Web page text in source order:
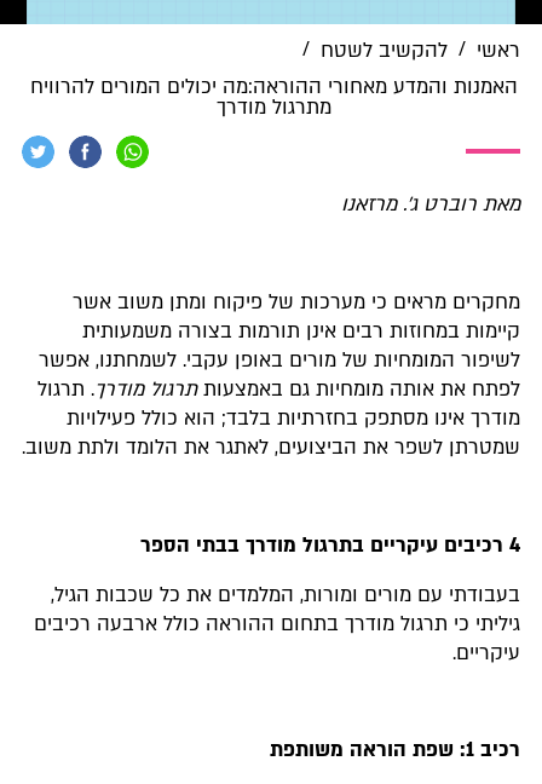
ראשי / להקשיב לשטח /
האמנות והמדע מאחורי ההוראה:מה יכולים המורים להרוויח
מתרגול מודרך
מאת רוברט ג'. מרזאנו
מחקרים מראים כי מערכות של פיקוח ומתן משוב אשר
קיימות במחוזות רבים אינן תורמות בצורה משמעותית
לשיפור המומחיות של מורים באופן עקבי. לשמחתנו, אפשר
לפתח את אותה מומחיות גם באמצעותתרגול מודרך. תרגול
מודרך אינו מסתפק בחזרתיות בלבד; הוא כולל פעילויות
שמטרתן לשפר את הביצועים, לאתגר את הלומד ולתת משוב.
4 רכיבים עיקריים בתרגול מודרך בבתי הספר
בעבודתי עם מורים ומורות, המלמדים את כל שכבות הגיל,
גיליתי כי תרגול מודרך בתחום ההוראה כולל ארבעה רכיבים
עיקריים.
רכיב 1: שפת הוראה משותפת